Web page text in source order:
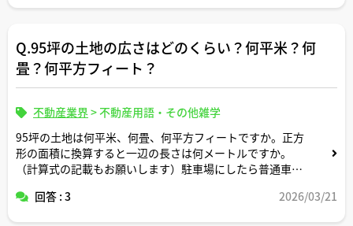
Q.95坪の土地の広さはどのくらい？何平米？何
畳？何平方フィート？
不動産業界>不動産用語・その他雑学
95坪の土地は何平米、何畳、何平方フィートですか。正方
形の面積に換算すると一辺の長さは何メートルですか。
（計算式の記載もお願いします）駐車場にしたら普通車約
回答 : 3 2026/03/21